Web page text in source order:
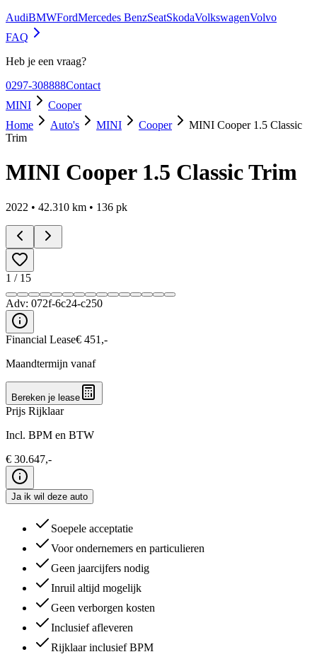
AudiBMWFordMercedes BenzSeatSkodaVolkswagenVolvo
FAQ
Heb je een vraag?
0297-308888Contact
MINI
Cooper
Home
Auto's MINI Cooper
MINI Cooper 1.5 Classic
Trim
MINI Cooper 1.5 Classic Trim
2022 • 42.310 km • 136 pk
1 / 15
Adv: 072f-6c24-c250
Financial Lease€ 451 ,-
Maandtermijn vanaf
Bereken je lease
Prijs Rijklaar
Incl. BPM en BTW
€ 30.647,-
Ja ik wil deze auto
Soepele acceptatie
Voor ondernemers en particulieren
Geen jaarcijfers nodig
Inruil altijd mogelijk
Geen verborgen kosten
Inclusief afleveren
Rijklaar inclusief BPM